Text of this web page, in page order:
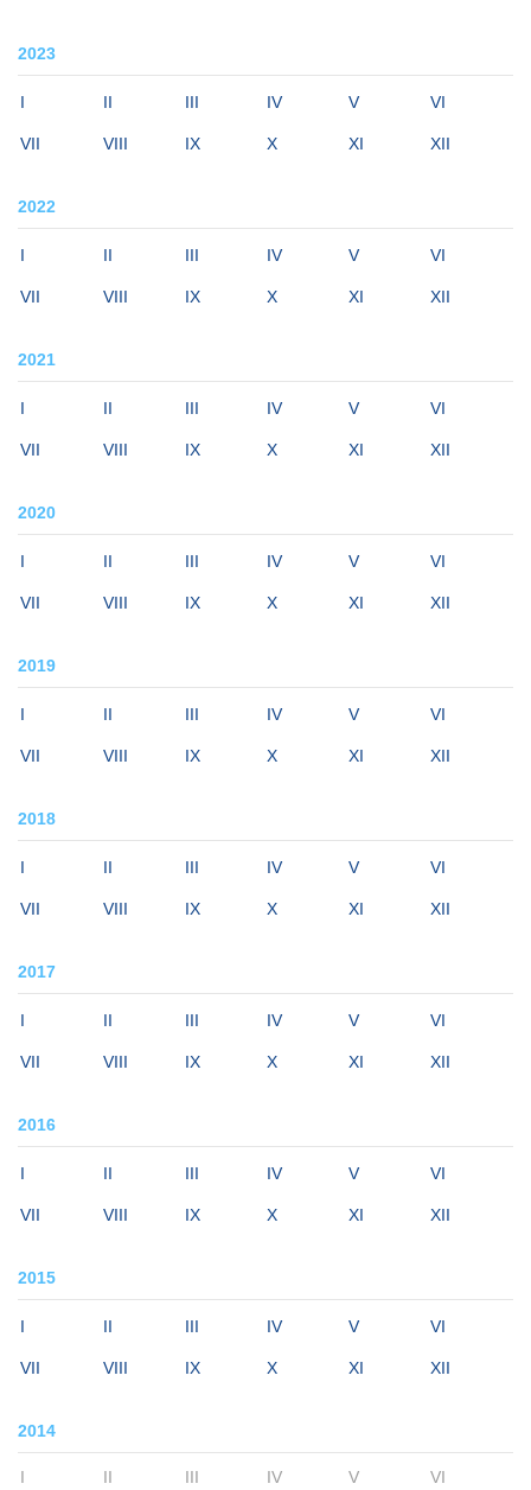
2023
I II III IV V VI
VII VIII IX X XI XII
2022
I II III IV V VI
VII VIII IX X XI XII
2021
I II III IV V VI
VII VIII IX X XI XII
2020
I II III IV V VI
VII VIII IX X XI XII
2019
I II III IV V VI
VII VIII IX X XI XII
2018
I II III IV V VI
VII VIII IX X XI XII
2017
I II III IV V VI
VII VIII IX X XI XII
2016
I II III IV V VI
VII VIII IX X XI XII
2015
I II III IV V VI
VII VIII IX X XI XII
2014
I II III IV V VI